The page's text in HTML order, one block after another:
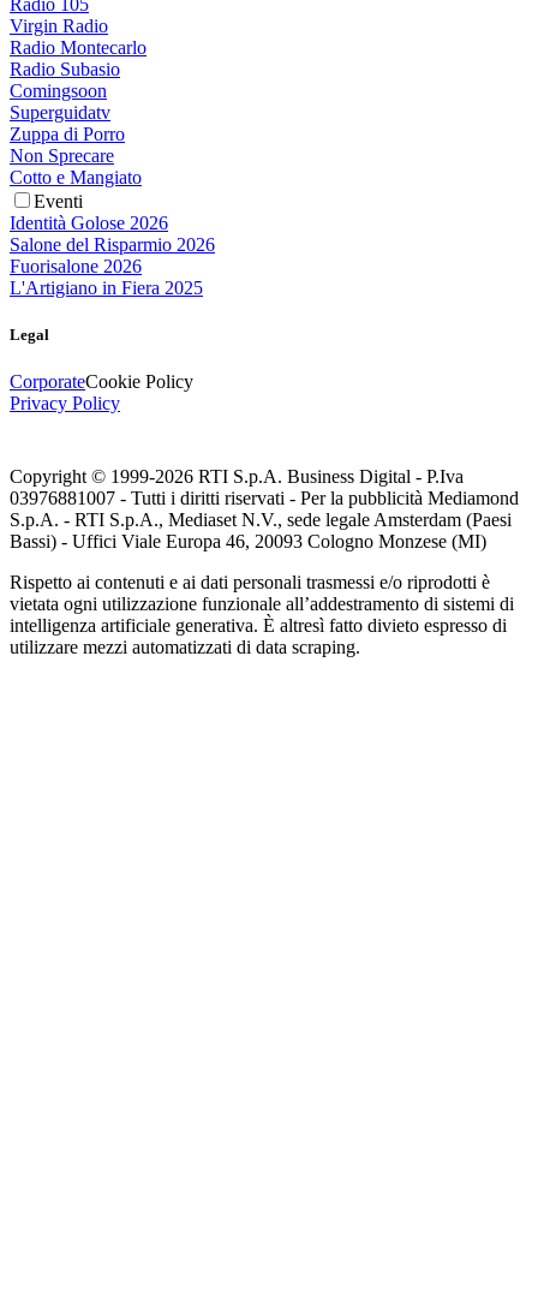
Radio 105
Virgin Radio
Radio Montecarlo
Radio Subasio
Comingsoon
Superguidatv
Zuppa di Porro
Non Sprecare
Cotto e Mangiato
Eventi
Identità Golose 2026
Salone del Risparmio 2026
Fuorisalone 2026
L'Artigiano in Fiera 2025
Legal
CorporateCookie Policy
Privacy Policy
Copyright © 1999-2026 RTI S.p.A. Business Digital - P.Iva
03976881007 - Tutti i diritti riservati - Per la pubblicità Mediamond
S.p.A. - RTI S.p.A., Mediaset N.V., sede legale Amsterdam (Paesi
Bassi) - Uffici Viale Europa 46, 20093 Cologno Monzese (MI)
Rispetto ai contenuti e ai dati personali trasmessi e/o riprodotti è
vietata ogni utilizzazione funzionale all’addestramento di sistemi di
intelligenza artificiale generativa. È altresì fatto divieto espresso di
utilizzare mezzi automatizzati di data scraping.